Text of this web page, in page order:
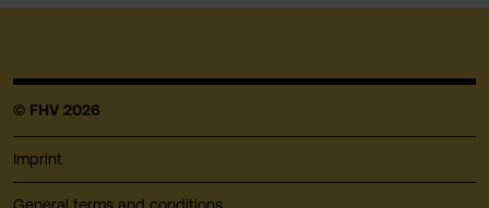
© FHV 2026
Imprint